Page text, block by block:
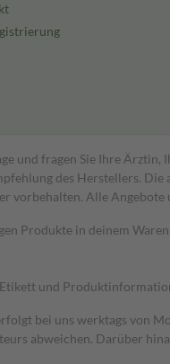
und fragen Sie Ihre
des Herstellers. Die
vorbehalten. Alle
Produkte in deinem
und
bei uns werktags von
abweichen. Darüber